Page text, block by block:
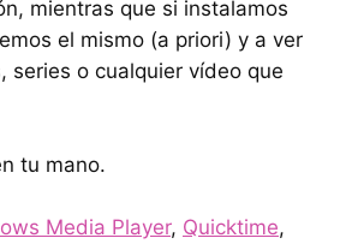
mientras que si instalamos
el mismo (a priori) y a ver
series o cualquier vídeo que
tu mano.
Media Player, Quicktime,